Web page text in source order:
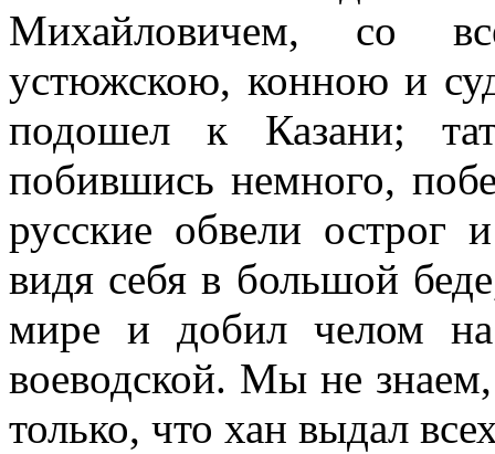
Михайловичем, со
устюжскою, конною и
подошел к Казани;
побившись немного,
русские обвели острог
видя себя в большой
мире и добил челом на
воеводской. Мы не
только, что хан выдал